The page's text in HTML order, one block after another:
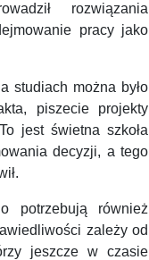
rozwiązania
pracy jako
studiach można było
piszecie projekty
jest świetna szkoła
decyzji, a tego
potrzebują również
zależy od
jeszcze w czasie